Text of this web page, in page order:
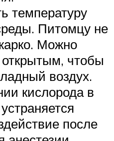
температуру
Питомцу не
Можно
открытым, чтобы
воздух.
кислорода в
после